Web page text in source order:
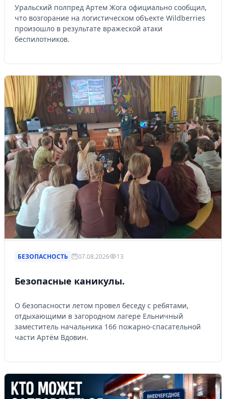
Уральский полпред Артем Жога официально сообщил,
что возгорание на логистическом объекте Wildberries
произошло в результате вражеской атаки
беспилотников.
БЕЗОПАСНОСТЬ 07.08.2026 13
Безопасные каникулы.
О безопасности летом провел беседу с ребятами,
отдыхающими в загородном лагере Ельничный
заместитель начальника 166 пожарно-спасательной
части Артём Вдовин.